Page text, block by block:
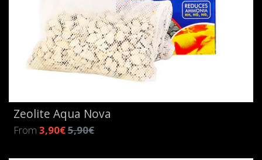
Zeolite Aqua Nova
From 3,90€5,90€